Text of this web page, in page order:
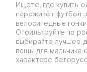
Ищете, где купить
переживёт футбол
велосипедные
Отфильтруйте по
выбирайте лучшее
вещь для мальчика
характере